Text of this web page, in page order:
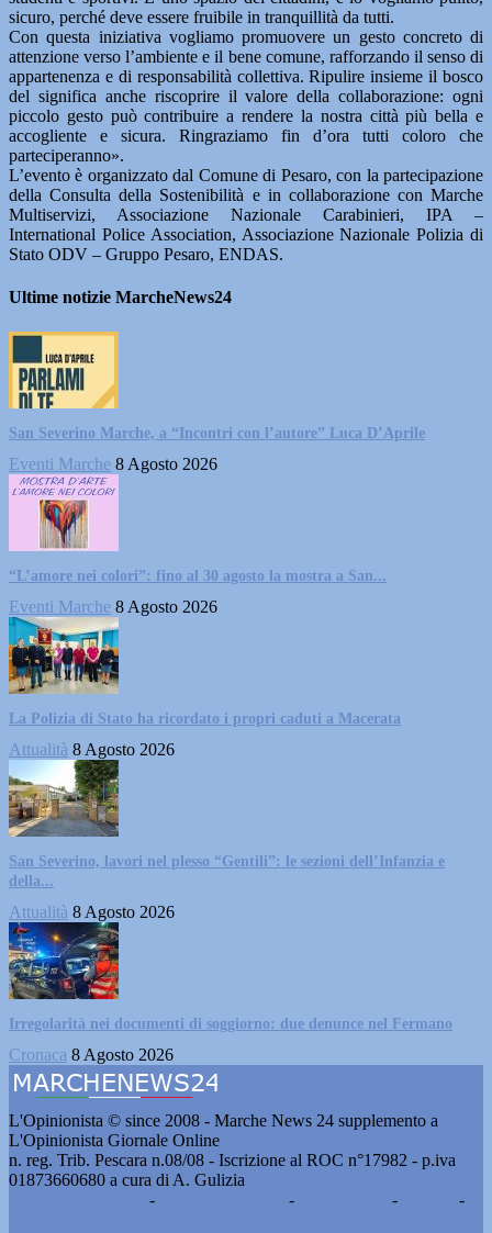
sicuro, perché deve essere fruibile in tranquillità da tutti.
Con questa iniziativa vogliamo promuovere un gesto concreto di
attenzione verso l’ambiente e il bene comune, rafforzando il senso di
appartenenza e di responsabilità collettiva. Ripulire insieme il bosco
del significa anche riscoprire il valore della collaborazione: ogni
piccolo gesto può contribuire a rendere la nostra città più bella e
accogliente e sicura. Ringraziamo fin d’ora tutti coloro che
parteciperanno».
L’evento è organizzato dal Comune di Pesaro, con la partecipazione
della Consulta della Sostenibilità e in collaborazione con Marche
Multiservizi, Associazione Nazionale Carabinieri, IPA –
International Police Association, Associazione Nazionale Polizia di
Stato ODV – Gruppo Pesaro, ENDAS.
Ultime notizie MarcheNews24
San Severino Marche, a “Incontri con l’autore” Luca D’Aprile
Eventi Marche 8 Agosto 2026
“L’amore nei colori”: fino al 30 agosto la mostra a San...
Eventi Marche 8 Agosto 2026
La Polizia di Stato ha ricordato i propri caduti a Macerata
Attualità 8 Agosto 2026
San Severino, lavori nel plesso “Gentili”: le sezioni dell’Infanzia e
della...
Attualità 8 Agosto 2026
Irregolarità nei documenti di soggiorno: due denunce nel Fermano
Cronaca 8 Agosto 2026
L'Opinionista © since 2008 - Marche News 24 supplemento a
L'Opinionista Giornale Online
n. reg. Trib. Pescara n.08/08 - Iscrizione al ROC n°17982 - p.iva
01873660680 a cura di A. Gulizia
- - -
-